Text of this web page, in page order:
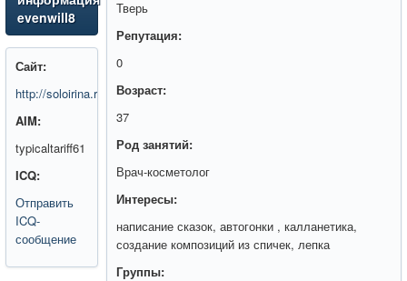
evenwill8
Сайт:
http://soloirina.ru/
AIM:
typicaltariff61
ICQ:
Отправить
ICQ-
сообщение
Тверь
Репутация:
0
Возраст:
37
Род занятий:
Врач-косметолог
Интересы:
написание сказок, автогонки , калланетика,
создание композиций из спичек, лепка
Группы: